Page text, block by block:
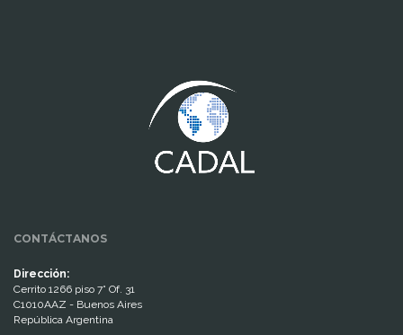
CONTÁCTANOS
Dirección:
Cerrito 1266 piso 7° Of. 31
C1010AAZ - Buenos Aires
República Argentina